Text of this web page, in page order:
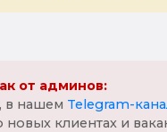
от админов:
в нашем Telegram-
клиентах и